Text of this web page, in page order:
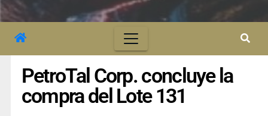
PetroTal Corp. concluye la
compra del Lote 131